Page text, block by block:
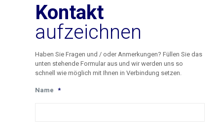
Kontakt
aufzeichnen
Haben Sie Fragen und / oder Anmerkungen? Füllen Sie das
unten stehende Formular aus und wir werden uns so
schnell wie möglich mit Ihnen in Verbindung setzen.
Name *